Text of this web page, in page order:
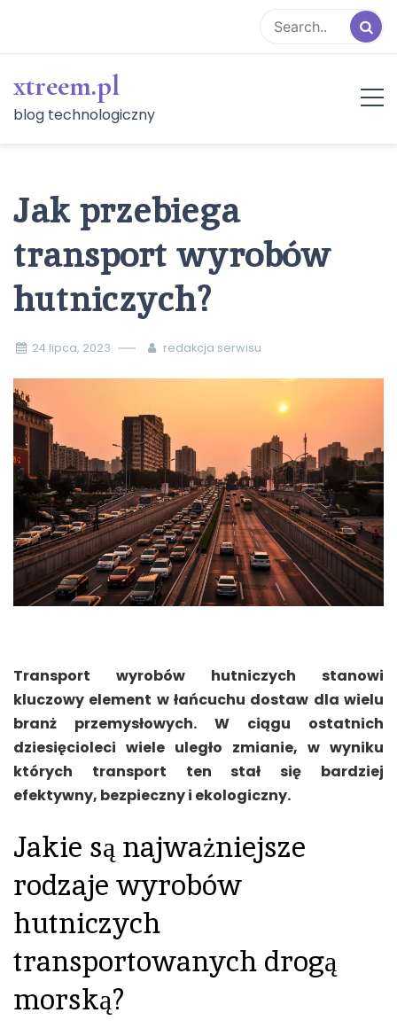
content
xtreem.pl
blog technologiczny
Jak przebiega
transport wyrobów
hutniczych?
24 lipca, 2023 redakcja serwisu
Transport wyrobów hutniczych stanowi
kluczowy element w łańcuchu dostaw dla wielu
branż przemysłowych. W ciągu ostatnich
dziesięcioleci wiele uległo zmianie, w wyniku
których transport ten stał się bardziej
efektywny, bezpieczny i ekologiczny.
Jakie są najważniejsze
rodzaje wyrobów
hutniczych
transportowanych drogą
morską?